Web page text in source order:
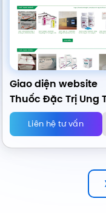
Giao diện website
Thuốc Đặc Trị Ung
Liên hệ tư vấn